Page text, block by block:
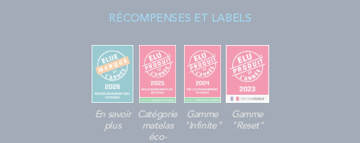
RÉCOMPENSES ET LABELS
En savoir
plus
Catégorie
matelas
éco-
Gamme
"Infinite"
Gamme
"Reset"